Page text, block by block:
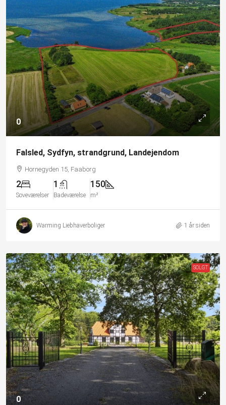
0
Falsled, Sydfyn, strandgrund, Landejendom
Hornegyden 15, Faaborg
2
Soveværelser
1
Badeværelse
150
m²
Warming Liebhaverboliger 1 år siden
SOLGT
0